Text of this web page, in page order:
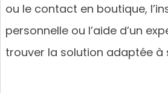
ou le contact en boutique,
personnelle ou l’aide d’un
trouver la solution adaptée à